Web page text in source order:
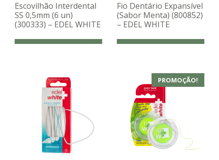
Escovilhão Interdental
SS 0,5mm (6 un)
(300333) – EDEL WHITE
Fio Dentário Expansível
(Sabor Menta) (800852)
– EDEL WHITE
PROMOÇÃO!